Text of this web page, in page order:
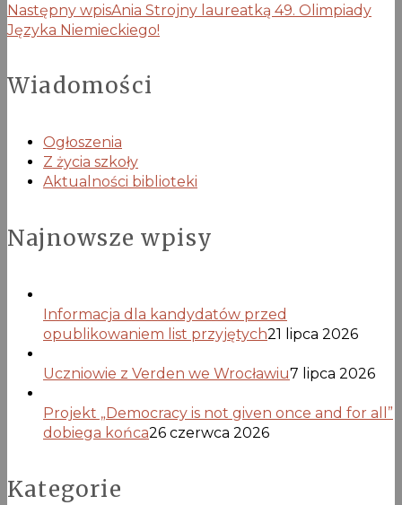
Następny wpisAnia Strojny laureatką 49. Olimpiady
Języka Niemieckiego!
Wiadomości
Ogłoszenia
Z życia szkoły
Aktualności biblioteki
Najnowsze wpisy
Informacja dla kandydatów przed
opublikowaniem list przyjętych21 lipca 2026
Uczniowie z Verden we Wrocławiu7 lipca 2026
Projekt „Democracy is not given once and for all”
dobiega końca26 czerwca 2026
Kategorie